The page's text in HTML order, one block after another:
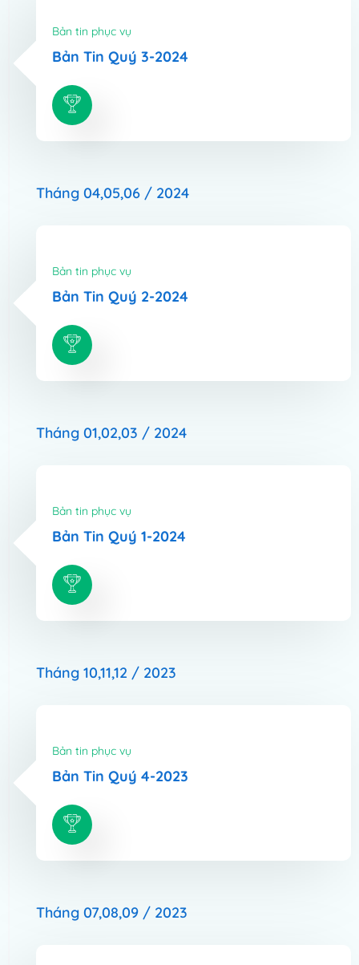
Bản tin phục vụ
Bản Tin Quý 3-2024
Bản tin phục vụ
Bản Tin Quý 2-2024
Tháng 04,05,06 / 2024
Bản tin phục vụ
Bản Tin Quý 1-2024
Tháng 01,02,03 / 2024
Bản tin phục vụ
Bản Tin Quý 4-2023
Tháng 10,11,12 / 2023
Tháng 07,08,09 / 2023